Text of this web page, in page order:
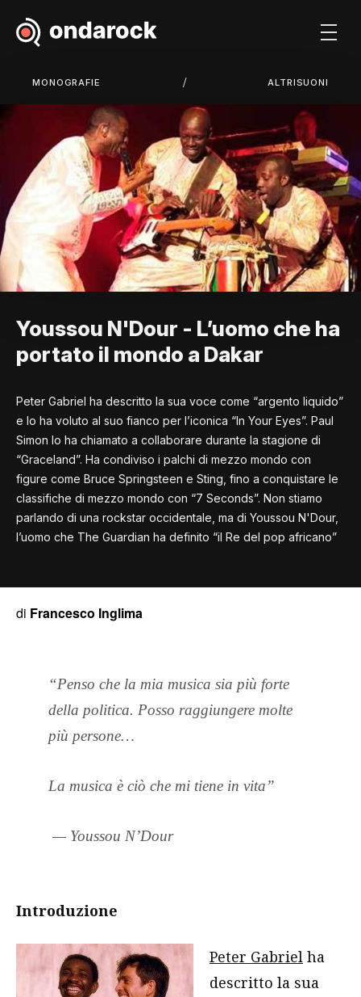
MONOGRAFIE / ALTRISUONI
Youssou N'Dour - L’uomo che ha
portato il mondo a Dakar
Peter Gabriel ha descritto la sua voce come “argento liquido”
e lo ha voluto al suo fianco per l’iconica “In Your Eyes”. Paul
Simon lo ha chiamato a collaborare durante la stagione di
“Graceland”. Ha condiviso i palchi di mezzo mondo con
figure come Bruce Springsteen e Sting, fino a conquistare le
classifiche di mezzo mondo con “7 Seconds”. Non stiamo
parlando di una rockstar occidentale, ma di Youssou N'Dour,
l’uomo che The Guardian ha definito “il Re del pop africano”
di Francesco Inglima
“Penso che la mia musica sia più forte
della politica. Posso raggiungere molte
più persone…
La musica è ciò che mi tiene in vita”
— Youssou N’Dour
Introduzione
Peter Gabriel ha
descritto la sua